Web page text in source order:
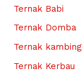
Ternak Babi
Ternak Domba
Ternak kambing
Ternak Kerbau